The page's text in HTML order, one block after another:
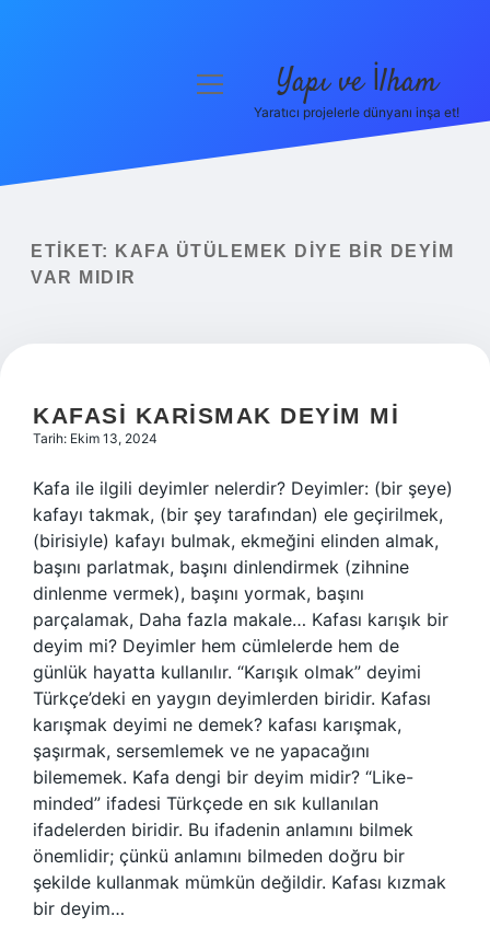
Yasal Uyarı
menüyü
Yapı ve İlham
Yaratıcı projelerle dünyanı inşa et!
ETIKET:
KAFA ÜTÜLEMEK DIYE BIR DEYIM
VAR MIDIR
KAFASI KARISMAK DEYIM MI
Tarih: Ekim 13, 2024
Kafa ile ilgili deyimler nelerdir? Deyimler: (bir şeye)
kafayı takmak, (bir şey tarafından) ele geçirilmek,
(birisiyle) kafayı bulmak, ekmeğini elinden almak,
başını parlatmak, başını dinlendirmek (zihnine
dinlenme vermek), başını yormak, başını
parçalamak, Daha fazla makale… Kafası karışık bir
deyim mi? Deyimler hem cümlelerde hem de
günlük hayatta kullanılır. “Karışık olmak” deyimi
Türkçe’deki en yaygın deyimlerden biridir. Kafası
karışmak deyimi ne demek? kafası karışmak,
şaşırmak, sersemlemek ve ne yapacağını
bilememek. Kafa dengi bir deyim midir? “Like-
minded” ifadesi Türkçede en sık kullanılan
ifadelerden biridir. Bu ifadenin anlamını bilmek
önemlidir; çünkü anlamını bilmeden doğru bir
şekilde kullanmak mümkün değildir. Kafası kızmak
bir deyim…